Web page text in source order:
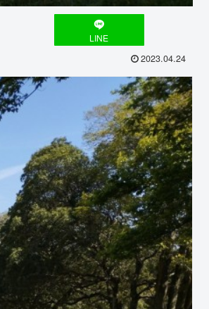
LINE
2023.04.24